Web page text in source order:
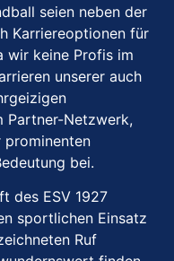
seien neben der
Karriereoptionen für
wir keine Profis im
unserer auch
Partner-Netzwerk,
prominenten
bei.
des ESV 1927
sportlichen Einsatz
Ruf